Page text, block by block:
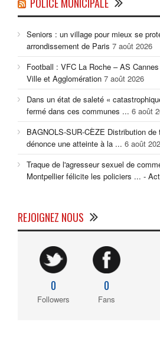
Seniors : un village pour mieux se
arrondissement de Paris 7 août 2026
Football : VFC La Roche – AS
Ville et Agglomération 7 août 2026
Dans un état de saleté «
fermé dans ces communes ... 6 août
BAGNOLS-SUR-CÈZE Distribution
dénonce une atteinte à la ... 6 août
Traque de l'agresseur sexuel de
Montpellier félicite les policiers ... -
REJOIGNEZ NOUS
0
Followers
0
Fans